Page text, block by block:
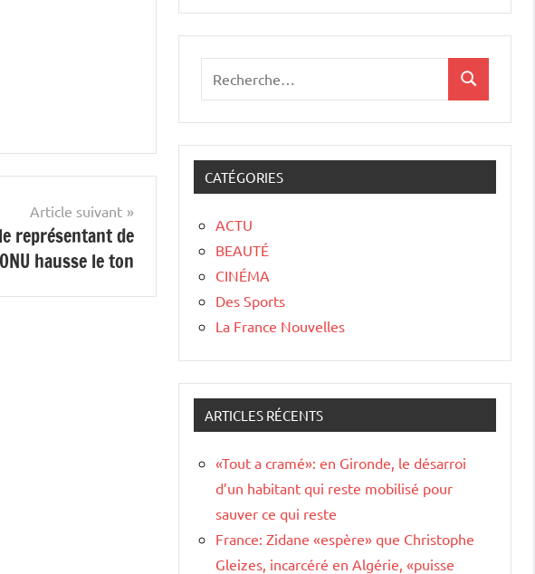
Article suivant
représentant de
hausse le ton
CATÉGORIES
ACTU
BEAUTÉ
CINÉMA
Des Sports
La France Nouvelles
ARTICLES RÉCENTS
«Tout a cramé»: en Gironde, le désarroi
d’un habitant qui reste mobilisé pour
sauver ce qui reste
France: Zidane «espère» que Christophe
Gleizes, incarcéré en Algérie, «puisse